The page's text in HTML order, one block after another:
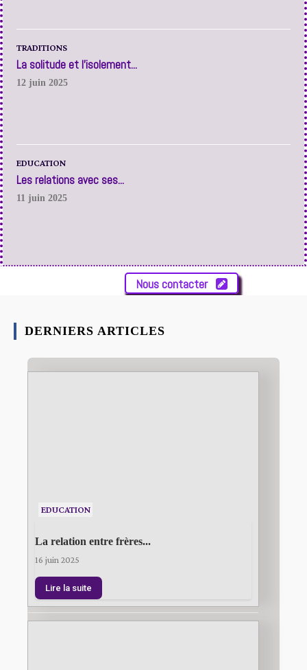
TRADITIONS
La solitude et l’isolement...
12 juin 2025
EDUCATION
Les relations avec ses...
11 juin 2025
Nous contacter
DERNIERS ARTICLES
EDUCATION
La relation entre frères...
16 juin 2025
Lire la suite